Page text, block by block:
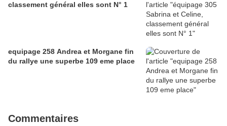
classement général elles sont N° 1
equipage 258 Andrea et Morgane fin
du rallye une superbe 109 eme place
Commentaires